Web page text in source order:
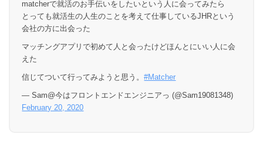
matcherで就活のお手伝いをしたいという人に会ってみたら
とっても就活生の人生のことを考えて仕事しているJHRという
会社の方に出会った
マッチングアプリで初めて人と会ったけどほんとにいい人に会
えた
信じてついて行ってみようと思う。#Matcher
— Sam@今はフロントエンドエンジニアっ (@Sam19081348)
February 20, 2020